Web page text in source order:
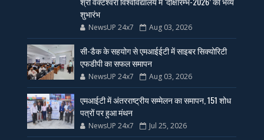
शुभारंभ
NewsUP 24x7 Aug 03, 2026
सी-डैक के सहयोग से एमआईईटी में साइबर सिक्योरिटी
एफडीपी का सफल समापन
NewsUP 24x7 Aug 03, 2026
एमआईटी में अंतरराष्ट्रीय सम्मेलन का समापन, 151 शोध
पत्रों पर हुआ मंथन
NewsUP 24x7 Jul 25, 2026